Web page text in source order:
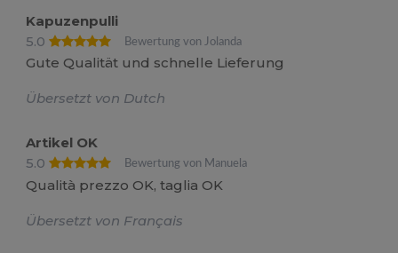
Kapuzenpulli
5.0
Bewertung von Jolanda
Gute Qualität und schnelle Lieferung
Übersetzt von Dutch
Artikel OK
5.0
Bewertung von Manuela
Qualità prezzo OK, taglia OK
Übersetzt von Français